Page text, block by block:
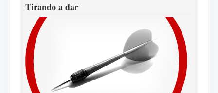
Tirando a dar